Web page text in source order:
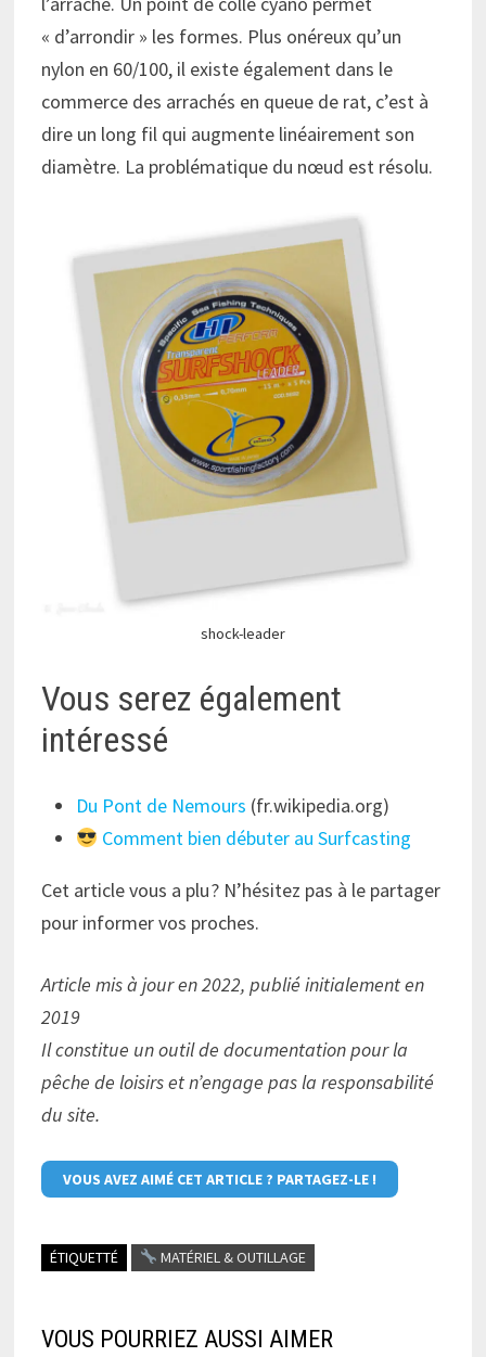
« d’arrondir » les formes. Plus onéreux qu’un
nylon en 60/100, il existe également dans le
commerce des arrachés en queue de rat, c’est à
dire un long fil qui augmente linéairement son
diamètre. La problématique du nœud est résolu.
shock-leader
Vous serez également
intéressé
Du Pont de Nemours (fr.wikipedia.org)
Comment bien débuter au Surfcasting
Cet article vous a plu ? N’hésitez pas à le partager
pour informer vos proches.
Article mis à jour en 2022, publié initialement en
2019
Il constitue un outil de documentation pour la
pêche de loisirs et n’engage pas la responsabilité
du site.
VOUS AVEZ AIMÉ CET ARTICLE ? PARTAGEZ-LE !
ÉTIQUETTÉ MATÉRIEL & OUTILLAGE
VOUS POURRIEZ AUSSI AIMER